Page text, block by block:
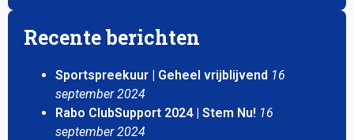
Recente berichten
Sportspreekuur | Geheel vrijblijvend 16
september 2024
Rabo ClubSupport 2024 | Stem Nu! 16
september 2024